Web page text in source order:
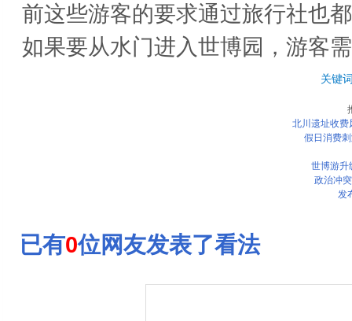
前这些游客的要求通过旅行社也
如果要从水门进入世博园，游客
关键
北川遗址收费
假日消费
世博游升
政治冲
发
已有0位网友发表了看法